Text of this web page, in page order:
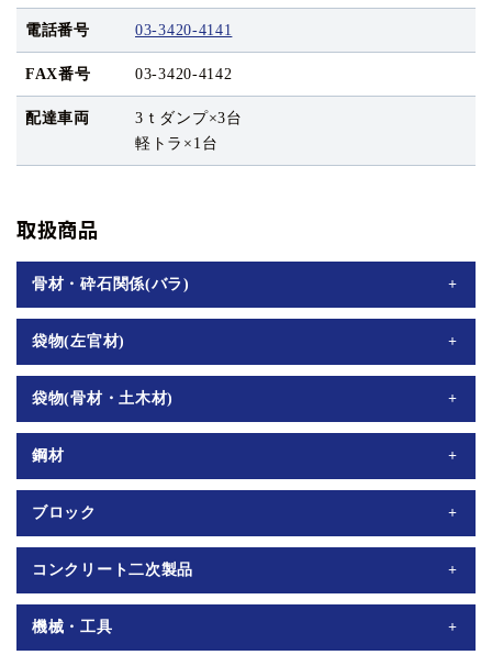
電話番号 03-3420-4141
FAX番号 03-3420-4142
配達車両
3ｔダンプ×3台
軽トラ×1台
取扱商品
骨材・砕石関係(バラ)
中目ふるい砂、荒目砂、山砂、砂利25mm、ビリ砂利10mm、石
灰6号(チチブ)、軽石、150割栗、1号砕石、4号砕石、C40-0砕
石、RC40、スクリーニングス(砕石ﾀﾞｽﾄ)
袋物(左官材)
セメント、ジェットセメント、ドライモルタル、ジェットドラ
イモルタル、ジャリコン、NSゼロヨン(＃10･＃20・＃35)、NS
ポリマーミックス＃300、NSわくモル、NSニューハイレベラ
ー、NSユカモルH、NSベランダコートQ、NSタウンモルタル、
NSタイルセメント（T2・T3）、NSメジセメント(白・灰・濃
灰・特濃灰・黒)、ＮＳドカモル、NSドカモルハード、ショウ
ワグラウト、ショウワパッド、フジモル、ベースモルタルＢ、
太平洋基礎レベラー、ユートップ、Ｃトップ、GLボンド、京壁
(富士川)
袋物(骨材・土木材)
ふるい砂、荒目砂、山砂、砂利25mm、ビリ砂利10mm、石灰6
号チチブ、軽石、4号砕石、C40-0砕石、RC40、白玉砂利(3分・
5分・8分・1寸)、那智石(3分・5分・8分・1寸)、伊勢砂利(3
分・5分)、伊勢五朗太(1寸、1.5寸、2寸、3～4寸)、珪砂（4・
5・6・7号）、白竜(1・3・5・7厘)、寒水(1・3分)
鋼材
鉄筋D10×5.5ｍ、D13×5.5ｍ、D16×5.5ｍ、ワイヤーメッシュ
2.6×100、5×100、5×150、6×100、6×150、差し筋アンカー
D10×450、D13×600、アンカーボルト240・300・M12×400、ホ
ールダンM16×600、結束線黒・メッキ350・450
ブロック
Ａ種10cm、C種7cm・10cm・12cm・15cm、縦目地無C種シンプ
ル10・12・15ｃｍ、型枠ブロック12・15ｃｍ、縦目地無型枠
15・18ｃｍ、レンガブロック、赤レンガ、焼過レンガ、耐火レ
ンガ、スペンサーブロック4×5×6・5×6×7・7×8×10・6cm角
コンクリート二次製品
改良桝及び半桝（240・300・360・450・600）、U字溝（90・
120・150・180・240）フェンスブロック（150²×300・
機械・工具